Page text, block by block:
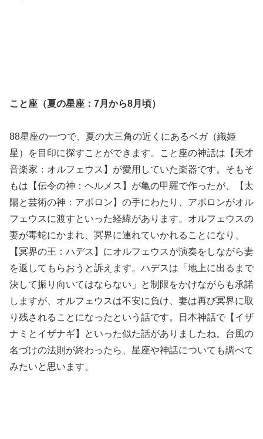
こと座（夏の星座：7月から8月頃）
88星座の一つで、夏の大三角の近くにあるベガ（織姫
星）を目印に探すことができます。こと座の神話は【天才
音楽家：オルフェウス】が愛用していた楽器です。そもそ
もは【伝令の神：ヘルメス】が亀の甲羅で作ったが、【太
陽と芸術の神：アポロン】の手にわたり、アポロンがオル
フェウスに渡すといった経緯があります。オルフェウスの
妻が毒蛇にかまれ、冥界に連れていかれることになり、
【冥界の王：ハデス】にオルフェウスが演奏をしながら妻
を返してもらおうと訴えます。ハデスは「地上に出るまで
決して振り向いてはならない」と制限をかけながらも承諾
しますが、オルフェウスは不安に負け、妻は再び冥界に取
り残されることになったという話です。日本神話で【イザ
ナミとイザナギ】といった似た話がありましたね。台風の
名づけの法則が終わったら、星座や神話についても調べて
みたいと思います。